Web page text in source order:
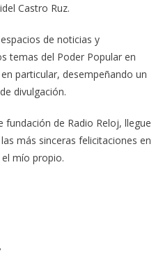
Castro Ruz.
de noticias y
temas del Poder Popular en
particular, desempeñando un
divulgación.
fundación de Radio Reloj, llegue
más sinceras felicitaciones en
mío propio.